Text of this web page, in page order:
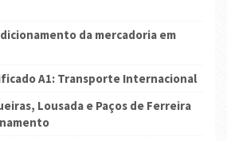
da mercadoria em
A1: Transporte Internacional
Lousada e Paços de Ferreira